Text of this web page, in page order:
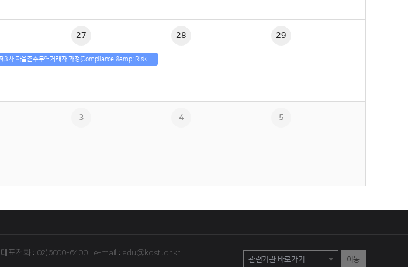
27 28 29
2026년 제3차 자율준수무역거래자 과정(Compliance &amp; Risk Management)
3 4 5
대표전화 : 02)6000-6400
e-mail : edu@kosti.or.kr
이동